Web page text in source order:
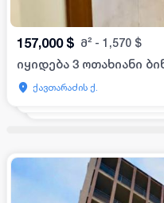
157,000 $ მ² - 1,570 $
იყიდება 3 ოთახიანი
ქავთარაძის ქ.